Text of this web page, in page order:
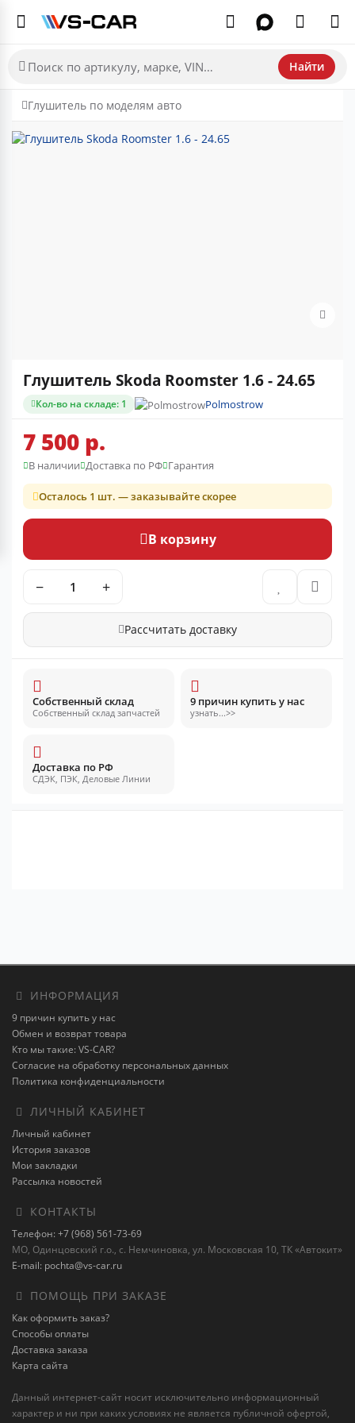
Найти
Глушитель по моделям авто
Глушитель Skoda Roomster 1.6 - 24.65
Кол-во на складе: 1 Polmostrow
7 500 р.
В наличии Доставка по РФ Гарантия
Осталось 1 шт. — заказывайте скорее
В корзину
− +
Рассчитать доставку
Собственный склад
Собственный склад запчастей
9 причин купить у нас
узнать...>>
Доставка по РФ
СДЭК, ПЭК, Деловые Линии
ИНФОРМАЦИЯ
9 причин купить у нас
Обмен и возврат товара
Кто мы такие: VS-CAR?
Согласие на обработку персональных данных
Политика конфиденциальности
ЛИЧНЫЙ КАБИНЕТ
Личный кабинет
История заказов
Мои закладки
Рассылка новостей
КОНТАКТЫ
Телефон: +7 (968) 561-73-69
МО, Одинцовский г.о., с. Немчиновка, ул. Московская 10, ТК «Автокит»
E-mail: pochta@vs-car.ru
ПОМОЩЬ ПРИ ЗАКАЗЕ
Как оформить заказ?
Способы оплаты
Доставка заказа
Карта сайта
Данный интернет-сайт носит исключительно информационный
характер и ни при каких условиях не является публичной офертой,